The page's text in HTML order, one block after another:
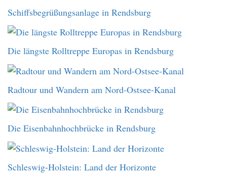
Schiffsbegrüßungsanlage in Rendsburg
Die längste Rolltreppe Europas in Rendsburg
Radtour und Wandern am Nord-Ostsee-Kanal
Die Eisenbahnhochbrücke in Rendsburg
Schleswig-Holstein: Land der Horizonte